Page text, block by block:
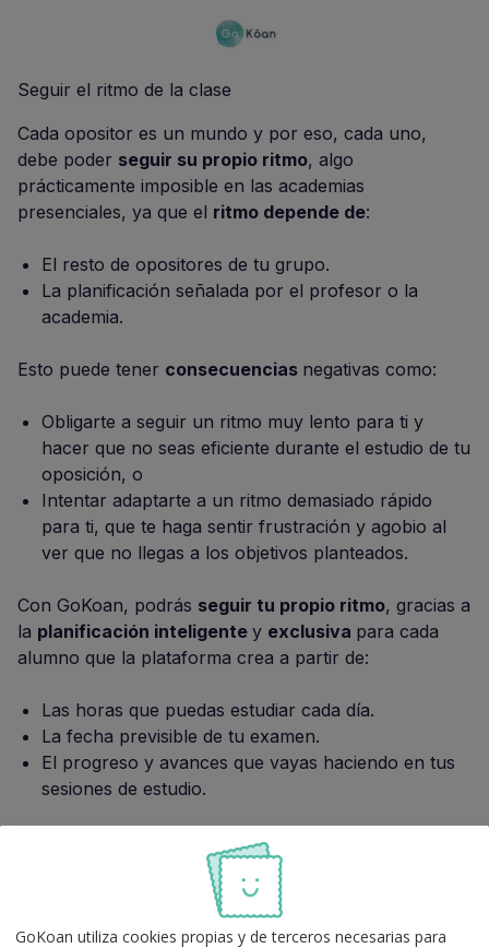
Seguir el ritmo de la clase
Cada opositor es un mundo y por eso, cada uno,
debe poder seguir su propio ritmo, algo
prácticamente imposible en las academias
presenciales, ya que el ritmo depende de:
El resto de opositores de tu grupo.
La planificación señalada por el profesor o la
academia.
Esto puede tener consecuencias negativas como:
Obligarte a seguir un ritmo muy lento para ti y
hacer que no seas eficiente durante el estudio de tu
oposición, o
Intentar adaptarte a un ritmo demasiado rápido
para ti, que te haga sentir frustración y agobio al
ver que no llegas a los objetivos planteados.
Con GoKoan, podrás seguir tu propio ritmo, gracias a
la planificación inteligente y exclusiva para cada
alumno que la plataforma crea a partir de:
Las horas que puedas estudiar cada día.
La fecha previsible de tu examen.
El progreso y avances que vayas haciendo en tus
sesiones de estudio.
4. Adaptarse a los horarios
GoKoan utiliza cookies propias y de terceros necesarias para